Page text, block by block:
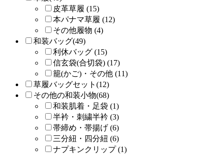
皮革草履 (15)
本パナマ草履 (12)
その他履物 (4)
和装バッグ(49)
利休バッグ (15)
信玄袋(合切袋) (17)
籠(かご)・その他 (11)
草履バッグセット(12)
その他の和装小物(68)
和装肌着・足袋 (1)
半衿・刺繍半衿 (3)
帯締め・帯揚げ (6)
三分紐・四分紐 (6)
ナプキンクリップ (1)